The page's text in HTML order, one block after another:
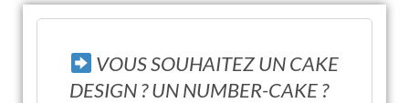
VOUS SOUHAITEZ UN CAKE
DESIGN ? UN NUMBER-CAKE ?